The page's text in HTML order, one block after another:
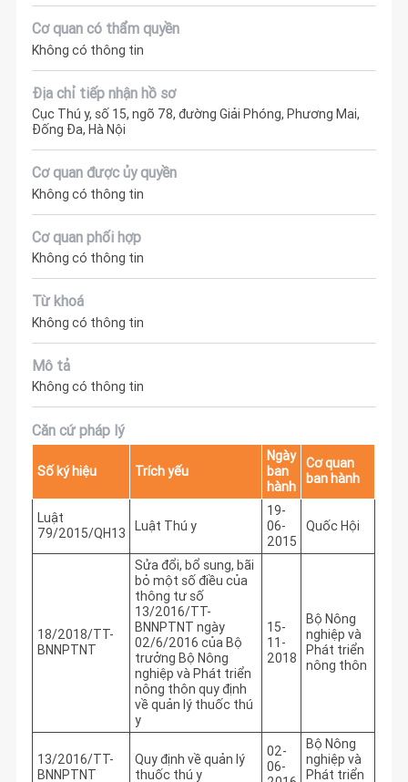
Cơ quan có thẩm quyền
Không có thông tin
Địa chỉ tiếp nhận hồ sơ
Cục Thú y, số 15, ngõ 78, đường Giải Phóng, Phương Mai,
Đống Đa, Hà Nội
Cơ quan được ủy quyền
Không có thông tin
Cơ quan phối hợp
Không có thông tin
Từ khoá
Không có thông tin
Mô tả
Không có thông tin
Căn cứ pháp lý
Số ký hiệu Trích yếu
Ngày
ban
hành
Cơ quan
ban hành
Luật
79/2015/QH13
Luật Thú y
19-
06-
2015
Quốc Hội
18/2018/TT-
BNNPTNT
Sửa đổi, bổ sung, bãi
bỏ một số điều của
thông tư số
13/2016/TT-
BNNPTNT ngày
02/6/2016 của Bộ
trưởng Bộ Nông
nghiệp và Phát triển
nông thôn quy định
về quản lý thuốc thú
y
15-
11-
2018
Bộ Nông
nghiệp và
Phát triển
nông thôn
13/2016/TT-
BNNPTNT
Quy định về quản lý
thuốc thú y
02-
06-
Bộ Nông
nghiệp và
Phát triển